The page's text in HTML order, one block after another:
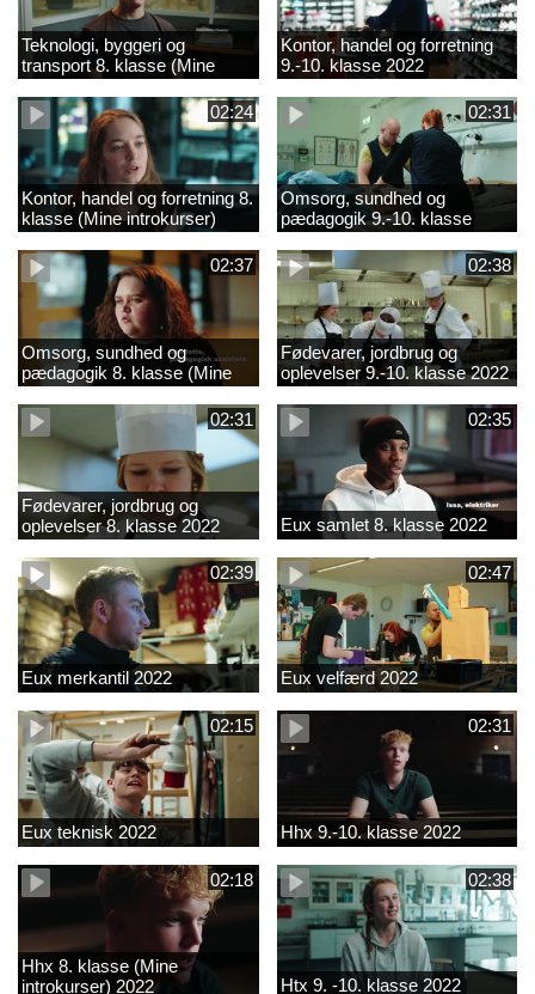
Teknologi, byggeri og
transport 8. klasse (Mine
introkurser) 2022
Kontor, handel og forretning
9.-10. klasse 2022
02:24
Kontor, handel og forretning 8.
klasse (Mine introkurser)
2022
02:31
Omsorg, sundhed og
pædagogik 9.-10. klasse
2022
02:37
Omsorg, sundhed og
pædagogik 8. klasse (Mine
introkurser) 2022
02:38
Fødevarer, jordbrug og
oplevelser 9.-10. klasse 2022
02:31
Fødevarer, jordbrug og
oplevelser 8. klasse 2022
02:35
Eux samlet 8. klasse 2022
02:39
Eux merkantil 2022
02:47
Eux velfærd 2022
02:15
Eux teknisk 2022
02:31
Hhx 9.-10. klasse 2022
02:18
Hhx 8. klasse (Mine
introkurser) 2022
02:38
Htx 9. -10. klasse 2022